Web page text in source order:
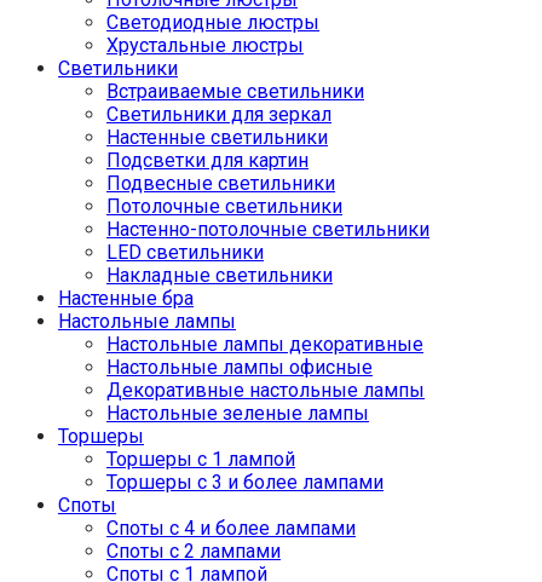
Светодиодные люстры
Хрустальные люстры
Светильники
Встраиваемые светильники
Светильники для зеркал
Настенные светильники
Подсветки для картин
Подвесные светильники
Потолочные светильники
Настенно-потолочные светильники
LED светильники
Накладные светильники
Настенные бра
Настольные лампы
Настольные лампы декоративные
Настольные лампы офисные
Декоративные настольные лампы
Настольные зеленые лампы
Торшеры
Торшеры с 1 лампой
Торшеры с 3 и более лампами
Споты
Споты с 4 и более лампами
Споты с 2 лампами
Споты с 1 лампой